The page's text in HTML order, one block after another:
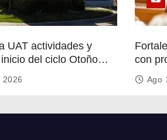
UAT actividades y
del ciclo Otoño
2026
con
circular
Ago